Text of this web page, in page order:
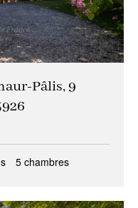
Pâlis, 9
5 chambres